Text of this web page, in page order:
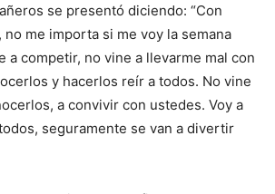
se presentó diciendo: “Con
no me importa si me voy la semana
a competir, no vine a llevarme mal con
y hacerlos reír a todos. No vine
a convivir con ustedes. Voy a
seguramente se van a divertir